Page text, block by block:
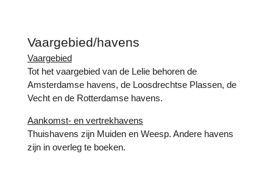
Vaargebied/havens
Vaargebied
Tot het vaargebied van de Lelie behoren de
Amsterdamse havens, de Loosdrechtse Plassen, de
Vecht en de Rotterdamse havens.
Aankomst- en vertrekhavens
Thuishavens zijn Muiden en Weesp. Andere havens
zijn in overleg te boeken.